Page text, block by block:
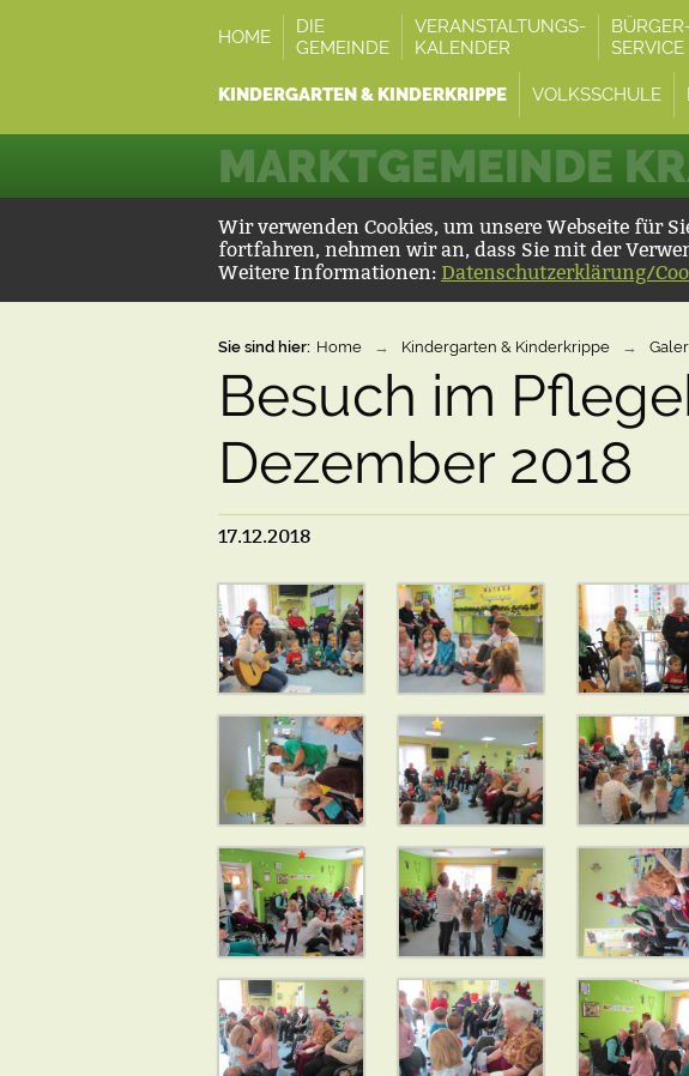
HOME
DIE
GEMEINDE
VERANSTALTUNGS-
KALENDER
SERVICE
KINDERGARTEN & KINDERKRIPPE VOLKSSCHULE
MARKTGEMEINDE
Wir verwenden Cookies, um unsere Webseite für
fortfahren, nehmen wir an, dass Sie mit der
Weitere Informationen: Datenschutzerklärung/
Sie sind hier: Home → Kindergarten & Kinderkrippe →
Besuch im
Dezember 2018
17.12.2018